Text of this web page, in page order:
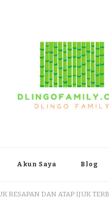
Akun Saya Blog
RESAPAN DAN ATAP IJUK